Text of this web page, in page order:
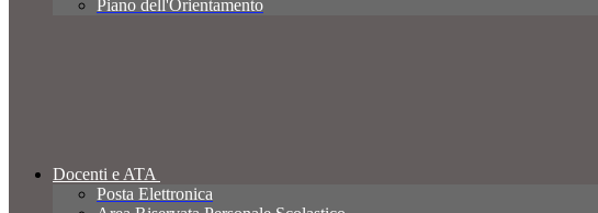
Piano dell'Orientamento
Docenti e ATA
Posta Elettronica